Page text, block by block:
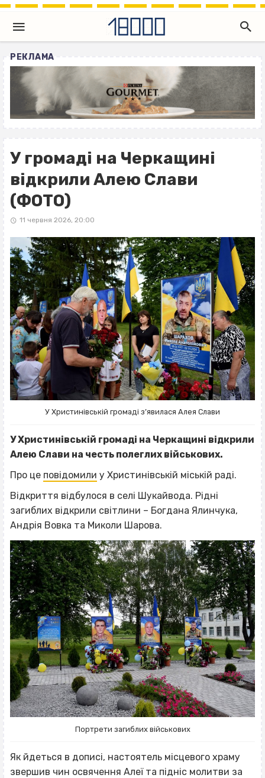
РЕКЛАМА
У громаді на Черкащині
відкрили Алею Слави
(ФОТО)
11 червня 2026, 20:00
У Христинівській громаді з’явилася Алея Слави
У Христинівській громаді на Черкащині відкрили
Алею Слави на честь полеглих військових.
Про це повідомили у Христинівській міській раді.
Відкриття відбулося в селі Шукайвода. Рідні
загиблих відкрили світлини – Богдана Ялинчука,
Андрія Вовка та Миколи Шарова.
Портрети загиблих військових
Як йдеться в дописі, настоятель місцевого храму
звершив чин освячення Алеї та підніс молитви за